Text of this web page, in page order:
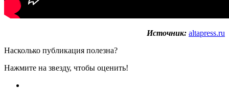
Источник: altapress.ru
Насколько публикация полезна?
Нажмите на звезду, чтобы оценить!